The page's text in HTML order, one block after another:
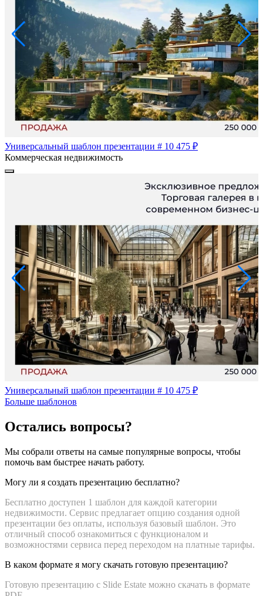
Универсальный шаблон презентации # 10 475 ₽
Коммерческая недвижимость
Универсальный шаблон презентации # 10 475 ₽
Больше шаблонов
Остались вопросы?
Мы собрали ответы на самые популярные вопросы, чтобы
помочь вам быстрее начать работу.
Могу ли я создать презентацию бесплатно?
Бесплатно доступен 1 шаблон для каждой категории
недвижимости. Сервис предлагает опцию создания одной
презентации без оплаты, используя базовый шаблон. Это
отличный способ ознакомиться с функционалом и
возможностями сервиса перед переходом на платные тарифы.
В каком формате я могу скачать готовую презентацию?
Готовую презентацию с Slide Estate можно скачать в формате